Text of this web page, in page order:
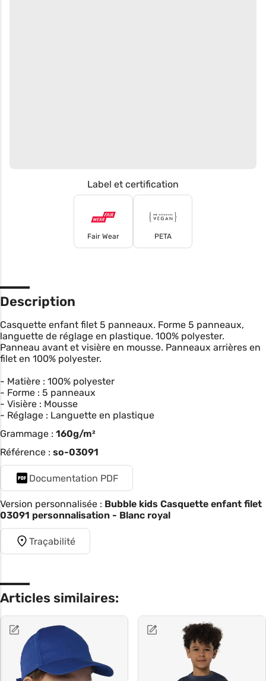
Label et certification
Fair Wear PETA
Description
Casquette enfant filet 5 panneaux. Forme 5 panneaux,
languette de réglage en plastique. 100% polyester.
Panneau avant et visière en mousse. Panneaux arrières en
filet en 100% polyester.
- Matière : 100% polyester
- Forme : 5 panneaux
- Visière : Mousse
- Réglage : Languette en plastique
Grammage : 160g/m²
Référence : so-03091
Documentation PDF
Version personnalisée : Bubble kids Casquette enfant filet
03091 personnalisation - Blanc royal
Traçabilité
Articles similaires: